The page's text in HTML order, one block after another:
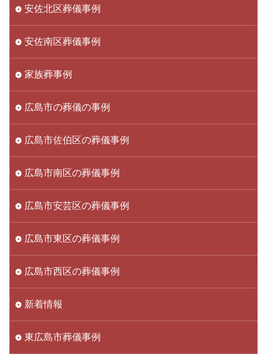
安佐北区葬儀事例
安佐南区葬儀事例
家族葬事例
広島市の葬儀の事例
広島市佐伯区の葬儀事例
広島市南区の葬儀事例
広島市安芸区の葬儀事例
広島市東区の葬儀事例
広島市西区の葬儀事例
新着情報
東広島市葬儀事例